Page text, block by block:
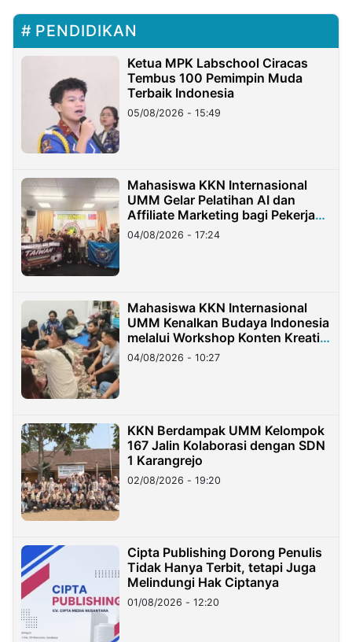
PENDIDIKAN
Ketua MPK Labschool Ciracas
Tembus 100 Pemimpin Muda
Terbaik Indonesia
05/08/2026 - 15:49
Mahasiswa KKN Internasional
UMM Gelar Pelatihan AI dan
Affiliate Marketing bagi Pekerja
Migran Indonesia di Taiwan
04/08/2026 - 17:24
Mahasiswa KKN Internasional
UMM Kenalkan Budaya Indonesia
melalui Workshop Konten Kreatif
di Taiwan
04/08/2026 - 10:27
KKN Berdampak UMM Kelompok
167 Jalin Kolaborasi dengan SDN
1 Karangrejo
02/08/2026 - 19:20
Cipta Publishing Dorong Penulis
Tidak Hanya Terbit, tetapi Juga
Melindungi Hak Ciptanya
01/08/2026 - 12:20